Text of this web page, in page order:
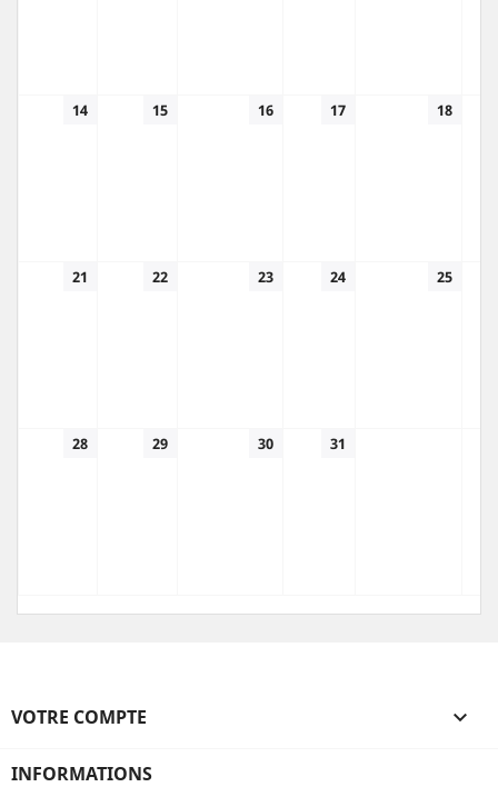
14 15 16 17 18
21 22 23 24 25
28 29 30 31
VOTRE COMPTE 
INFORMATIONS